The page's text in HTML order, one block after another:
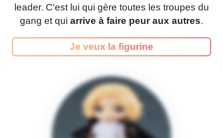
leader. C'est lui qui gère toutes les troupes du
gang et qui arrive à faire peur aux autres.
Je veux la figurine